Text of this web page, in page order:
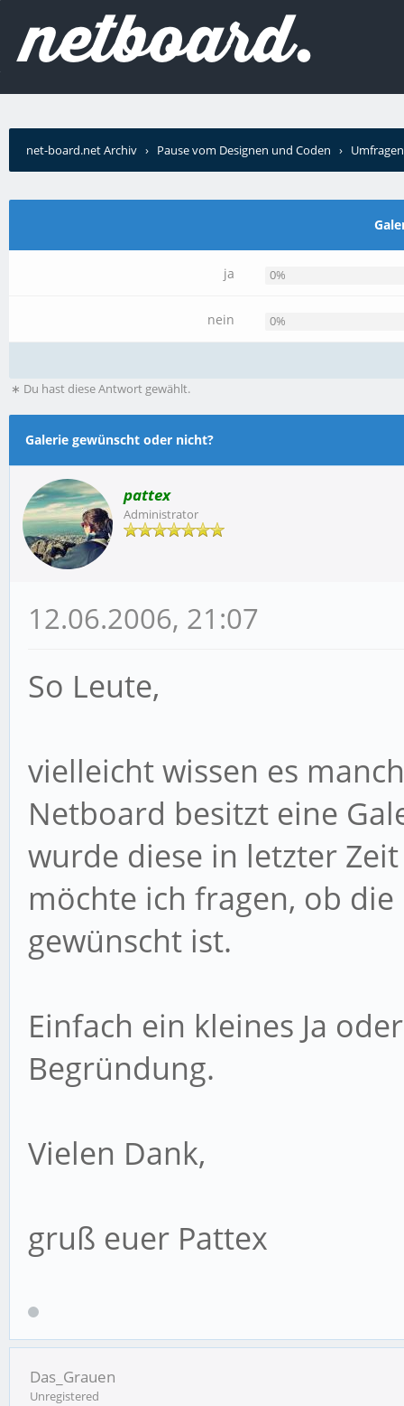
net-board.net Archiv › Pause vom Designen und Coden › Umfragen
ja 0%
nein 0%
∗ Du hast diese Antwort gewählt.
Galerie gewünscht oder nicht?
pattex
Administrator
12.06.2006, 21:07
So Leute,
vielleicht wissen es
Netboard besitzt eine
wurde diese in letzter
möchte ich fragen, ob
gewünscht ist.
Einfach ein kleines Ja
Begründung.
Vielen Dank,
gruß euer Pattex
Das_Grauen
Unregistered